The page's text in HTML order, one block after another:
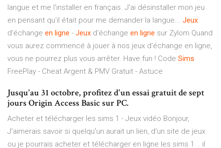
langue et me l'installer en français. J'ai désinstaller mon jeu
en pensant qu'il était pour me demander la langue... Jeux
d'échange en ligne - Jeux d'échange en ligne sur Zylom Quand
vous aurez commencé à jouer à nos jeux d'échange en ligne,
vous ne pourrez plus vous arrêter. Have fun ! Code Sims
FreePlay - Cheat Argent & PMV Gratuit - Astuce
Jusqu'au 31 octobre, profitez d'un essai gratuit de sept
jours Origin Access Basic sur PC.
Acheter et télécharger les sims 1 - Jeux vidéo Bonjour,
J'aimerais savoir si quelqu'un aurait un lien, d'un site de jeux
ou je pourrais acheter et télécharger en ligne les sims 1 .. il